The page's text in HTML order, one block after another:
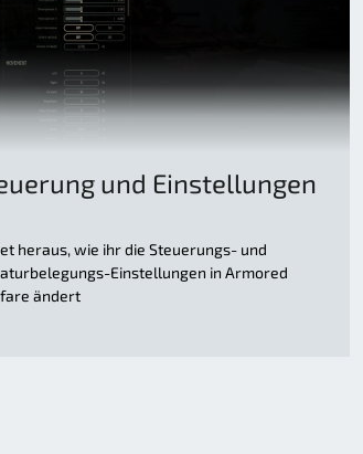
und Einstellungen
heraus, wie ihr die Steuerungs- und
Einstellungen in Armored
ändert